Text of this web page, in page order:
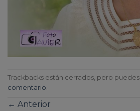
Trackbacks están cerrados, pero puedes
comentario
← Anterior